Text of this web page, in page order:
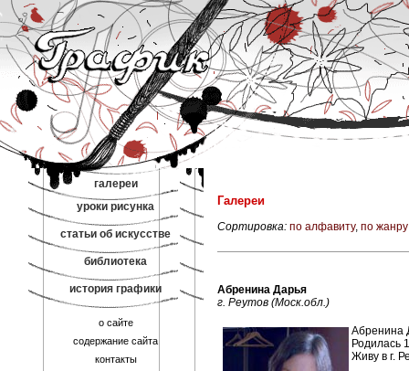
галереи
уроки рисунка
статьи об искусстве
библиотека
история графики
о сайте
содержание сайта
контакты
Галереи
Сортировка: по алфавиту, по
Абренина Дарья
г. Реутов (Моск.обл.)
Абренина
Родилась
Живу в г.